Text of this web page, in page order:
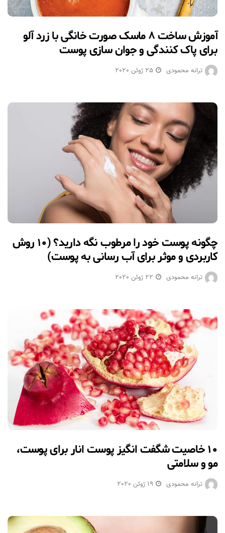
آموزش ساخت ۸ ماسک صورت خانگی با زرد آلو
برای پاک کنندگی و جوان سازی پوست
ترانه محمودی 25 ژوئن 2020
چگونه پوست خود را مرطوب نگه دارید؟ (۱۰ روش
کاربردی و موثر برای آب رسانی به پوست)
ترانه محمودی 22 ژوئن 2020
۱۰ خاصیت شگفت انگیز پوست انار برای پوست،
مو و سلامتی
ترانه محمودی 19 ژوئن 2020